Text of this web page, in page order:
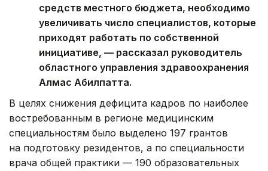
средств местного бюджета, необходимо
увеличивать число специалистов, которые
приходят работать по собственной
инициативе, — рассказал руководитель
областного управления здравоохранения
Алмас Абилпатта.
В целях снижения дефицита кадров по наиболее
востребованным в регионе медицинским
специальностям было выделено 197 грантов
на подготовку резидентов, а по специальности
врача общей практики — 190 образовательных